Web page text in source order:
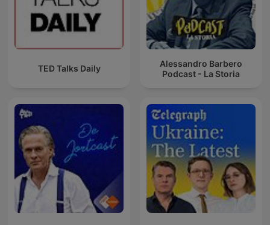
TED Talks Daily
Alessandro Barbero
Podcast - La Storia